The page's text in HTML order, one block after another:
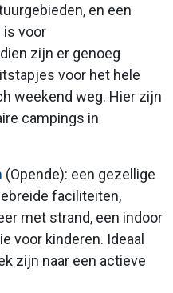
en een
is voor
zijn er genoeg
voor het hele
weekend weg. Hier zijn
campings in
(Opende): een gezellige
faciliteiten,
met strand, een indoor
voor kinderen. Ideaal
zijn naar een actieve